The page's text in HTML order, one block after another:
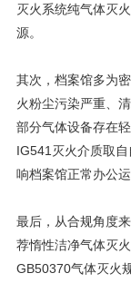
灭火系统纯气体灭
源。
其次，档案馆多为
火粉尘污染严重、
部分气体设备存在
IG541灭火介质取
响档案馆正常办公运
最后，从合规角度
荐惰性洁净气体灭
GB50370气体灭火